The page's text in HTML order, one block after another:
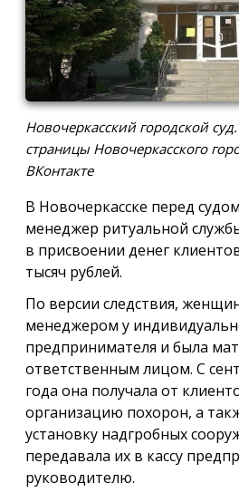
Новочеркасский городской
страницы Новочеркасского
ВКонтакте
В Новочеркасске перед
менеджер ритуальной
в присвоении денег
тысяч рублей.
По версии следствия,
менеджером у
предпринимателя и была
ответственным лицом. С
года она получала от
организацию похорон, а
установку надгробных
передавала их в кассу
руководителю.